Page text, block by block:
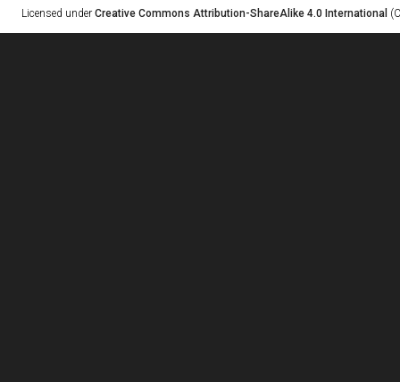
Licensed under Creative Commons Attribution-ShareAlike 4.0 International